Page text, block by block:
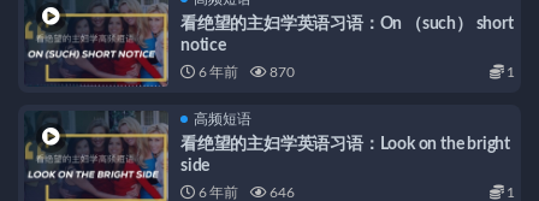
看绝望的主妇学英语习语：On （such） short
notice
6 年前 870 1
高频短语
看绝望的主妇学英语习语：Look on the bright
side
6 年前 646 1